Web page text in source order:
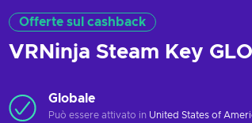
Offerte sul cashback
VRNinja Steam Key
Globale
Può essere attivato in United States of